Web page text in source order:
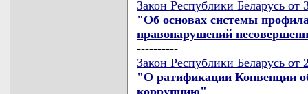
Закон Республики Беларусь
"Об основах системы
правонарушений
----------
Закон Республики Беларусь
"О ратификации Конвенции
коррупцию"